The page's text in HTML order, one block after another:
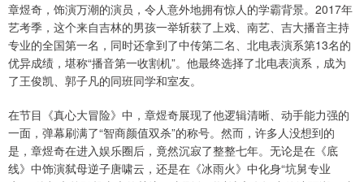
章煜奇，饰演万潮的演员，令人意外地拥有惊人的学霸背景。2017年
艺考季，这个来自吉林的男孩一举斩获了上戏、南艺、吉大播音主持
专业的全国第一名，同时还拿到了中传第二名、北电表演系第13名的
优异成绩，堪称“播音第一收割机”。他最终选择了北电表演系，成为
了王俊凯、郭子凡的同班同学和室友。
在节目《真心大冒险》中，章煜奇展现了他逻辑清晰、动手能力强的
一面，弹幕刷满了“智商颜值双杀”的称号。然而，许多人没想到的
是，章煜奇在进入娱乐圈后，竟然沉寂了整整七年。无论是在《底
线》中饰演弑母逆子唐啸云，还是在《冰雨火》中化身“坑舅专业